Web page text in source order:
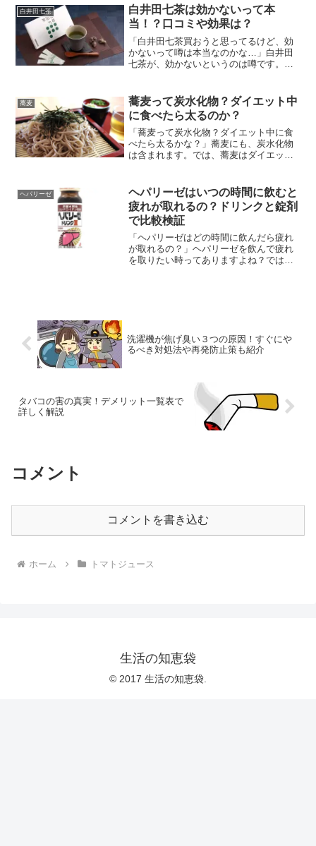
ロリーは？などの疑問解決策を紹介しま
す!
白井田七茶
白井田七茶は効かないって本
当！？口コミや効果は？
「白井田七茶買おうと思ってるけど、効
かないって噂は本当なのかな…」白井田
七茶が、効かないというのは噂です。で
コミや効果はどうなっているのでしょう
か？ということで今回は、...
蕎麦
蕎麦って炭水化物？ダイエット中
に食べたら太るのか？
「蕎麦って炭水化物？ダイエット中に食
べたら太るかな？」蕎麦にも、炭水化物
は含まれます。では、蕎麦はダイエット
ダイエット中に食べたら太るの？などの
疑問解決策を紹介しま...
ヘパリーゼ
ヘパリーゼはいつの時間に飲むと
疲れが取れるの？ドリンクと錠剤
で比較検証
「ヘパリーゼはどの時間に飲んだら疲れ
が取れるの？」ヘパリーゼを飲んで疲れ
を取りたい時ってありますよね？では、
洗濯機が焦げ臭い３つの原因！すぐにや
るべき対処法や再発防止策も紹介
タバコの害の真実！デメリット一覧表で
詳しく解説
コメント
コメントを書き込む
ホーム トマトジュース
生活の知恵袋
© 2017 生活の知恵袋.